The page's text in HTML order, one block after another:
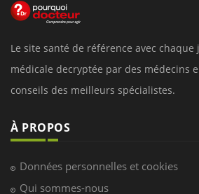
Le site santé de référence avec
médicale decryptée par des médecins
conseils des meilleurs spécialistes.
À PROPOS
Données personnelles et cookies
Qui sommes-nous